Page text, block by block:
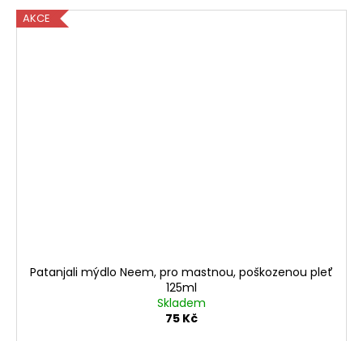
AKCE
Patanjali mýdlo Neem, pro mastnou, poškozenou pleť
125ml
Skladem
75 Kč